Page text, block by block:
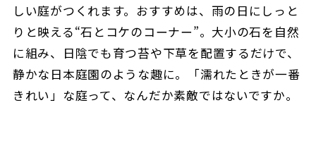
しい庭がつくれます。 おすすめは、雨の日にしっと
りと映える“石とコケのコーナー”。 大小の石を自然
に組み、日陰でも育つ苔や下草を配置するだけで、
静かな日本庭園のような趣に。
「濡れたときが一番
きれい」な庭って、なんだか素敵ではないですか。